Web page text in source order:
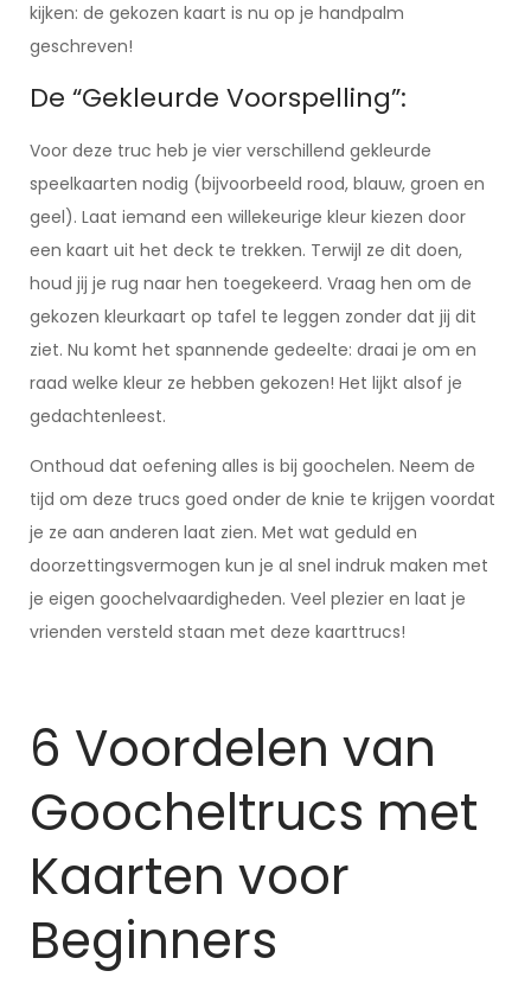
kijken: de gekozen kaart is nu op je handpalm
geschreven!
De “Gekleurde Voorspelling”:
Voor deze truc heb je vier verschillend gekleurde
speelkaarten nodig (bijvoorbeeld rood, blauw, groen en
geel). Laat iemand een willekeurige kleur kiezen door
een kaart uit het deck te trekken. Terwijl ze dit doen,
houd jij je rug naar hen toegekeerd. Vraag hen om de
gekozen kleurkaart op tafel te leggen zonder dat jij dit
ziet. Nu komt het spannende gedeelte: draai je om en
raad welke kleur ze hebben gekozen! Het lijkt alsof je
gedachtenleest.
Onthoud dat oefening alles is bij goochelen. Neem de
tijd om deze trucs goed onder de knie te krijgen voordat
je ze aan anderen laat zien. Met wat geduld en
doorzettingsvermogen kun je al snel indruk maken met
je eigen goochelvaardigheden. Veel plezier en laat je
vrienden versteld staan met deze kaarttrucs!
6 Voordelen van
Goocheltrucs met
Kaarten voor
Beginners